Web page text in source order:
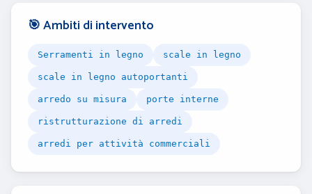
🎯 Ambiti di intervento
Serramenti in legno scale in legno
scale in legno autoportanti
arredo su misura porte interne
ristrutturazione di arredi
arredi per attività commerciali